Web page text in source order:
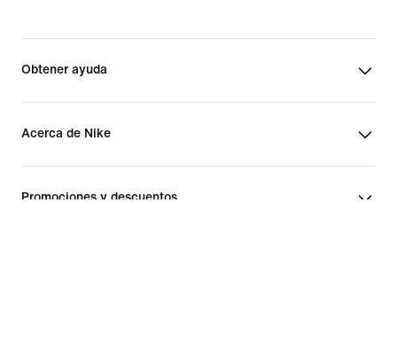
Obtener ayuda
Acerca de Nike
Promociones y descuentos